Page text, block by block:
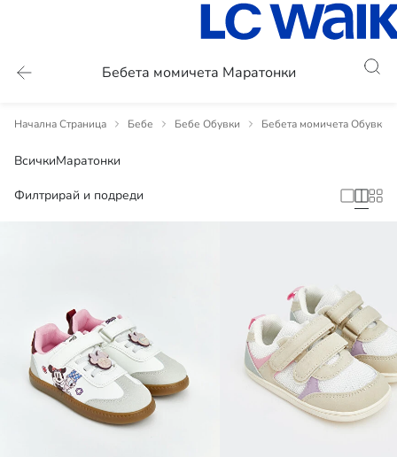
Бебета момичета Маратонки
Начална Страница Бебе Бебе Обувки Бебета момичета Обувки
ВсичкиМаратонки
Филтрирай и подреди